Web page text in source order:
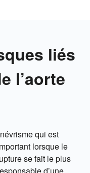
liés
l’aorte
qui est
lorsque le
se fait le plus